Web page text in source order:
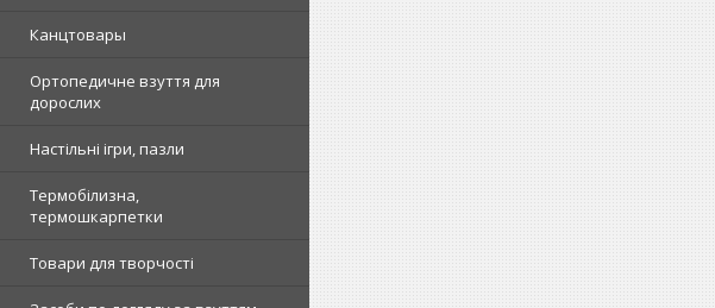
Канцтовары
Ортопедичне взуття для
дорослих
Настільні ігри, пазли
Термобілизна,
термошкарпетки
Товари для творчості